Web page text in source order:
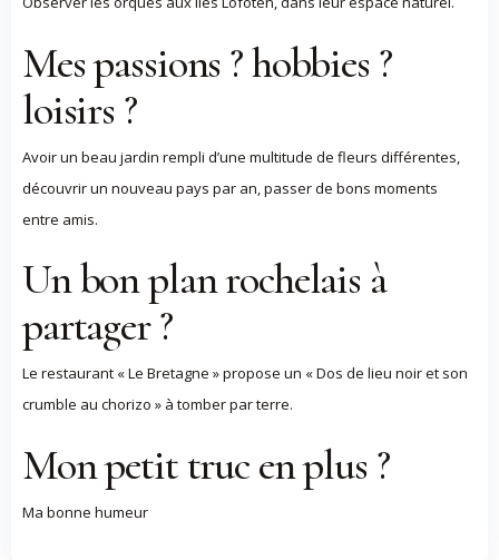
Mes passions ? hobbies ?
loisirs ?
Avoir un beau jardin rempli d’une multitude de fleurs différentes,
découvrir un nouveau pays par an, passer de bons moments
entre amis.
Un bon plan rochelais à
partager ?
Le restaurant « Le Bretagne » propose un « Dos de lieu noir et son
crumble au chorizo » à tomber par terre.
Mon petit truc en plus ?
Ma bonne humeur